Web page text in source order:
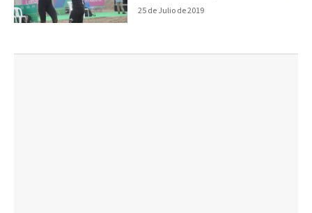
25 de Julio de 2019